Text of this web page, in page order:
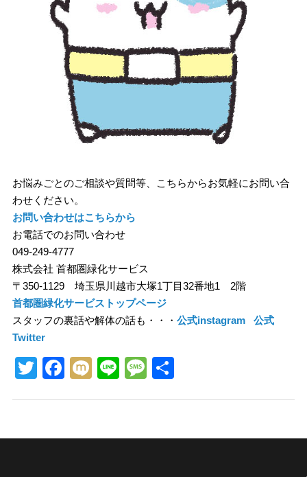
お悩みごとのご相談や質問等、こちらからお気軽にお問い合
わせください。
お問い合わせはこちらから
お電話でのお問い合わせ
049-249-4777
株式会社 首都圏緑化サービス
〒350-1129 埼玉県川越市大塚1丁目32番地1 2階
首都圏緑化サービストップページ
スタッフの裏話や解体の話も・・・ 公式instagram
公式
Twitter
Twitter
Facebook
MixiLineMessage